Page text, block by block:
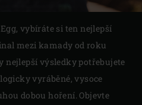
vybíráte si ten nejlepší
mezi kamady od roku
nejlepší výsledky potřebujete
vyráběné, vysoce
dobou hoření. Objevte